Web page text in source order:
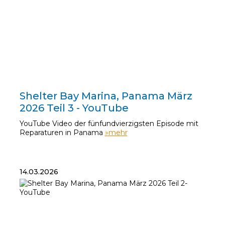
Shelter Bay Marina, Panama März
2026 Teil 3 - YouTube
YouTube Video der fünfundvierzigsten Episode mit
Reparaturen in Panama »mehr
14.03.2026